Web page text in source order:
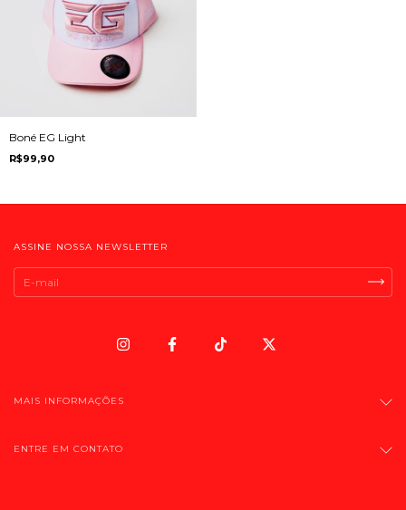
Boné EG Light
R$99,90
ASSINE NOSSA NEWSLETTER
MAIS INFORMAÇÕES
ENTRE EM CONTATO